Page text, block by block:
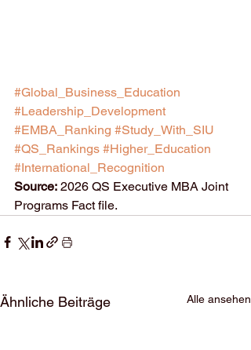
#Global_Business_Education
#Leadership_Development
#EMBA_Ranking #Study_With_SIU
#QS_Rankings #Higher_Education
#International_Recognition
Source: 2026 QS Executive MBA Joint
Programs Fact file.
Ähnliche Beiträge Alle ansehen